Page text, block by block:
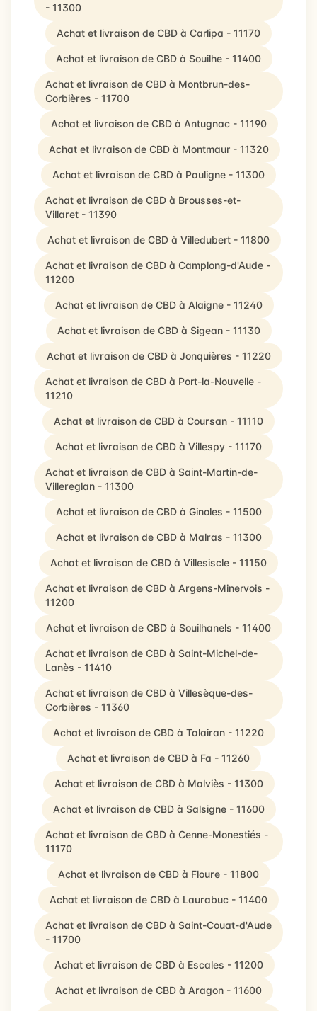
- 11300
Achat et livraison de CBD à Carlipa - 11170
Achat et livraison de CBD à Souilhe - 11400
Achat et livraison de CBD à Montbrun-des-
Corbières - 11700
Achat et livraison de CBD à Antugnac - 11190
Achat et livraison de CBD à Montmaur - 11320
Achat et livraison de CBD à Pauligne - 11300
Achat et livraison de CBD à Brousses-et-
Villaret - 11390
Achat et livraison de CBD à Villedubert - 11800
Achat et livraison de CBD à Camplong-d'Aude -
11200
Achat et livraison de CBD à Alaigne - 11240
Achat et livraison de CBD à Sigean - 11130
Achat et livraison de CBD à Jonquières - 11220
Achat et livraison de CBD à Port-la-Nouvelle -
11210
Achat et livraison de CBD à Coursan - 11110
Achat et livraison de CBD à Villespy - 11170
Achat et livraison de CBD à Saint-Martin-de-
Villereglan - 11300
Achat et livraison de CBD à Ginoles - 11500
Achat et livraison de CBD à Malras - 11300
Achat et livraison de CBD à Villesiscle - 11150
Achat et livraison de CBD à Argens-Minervois -
11200
Achat et livraison de CBD à Souilhanels - 11400
Achat et livraison de CBD à Saint-Michel-de-
Lanès - 11410
Achat et livraison de CBD à Villesèque-des-
Corbières - 11360
Achat et livraison de CBD à Talairan - 11220
Achat et livraison de CBD à Fa - 11260
Achat et livraison de CBD à Malviès - 11300
Achat et livraison de CBD à Salsigne - 11600
Achat et livraison de CBD à Cenne-Monestiés -
11170
Achat et livraison de CBD à Floure - 11800
Achat et livraison de CBD à Laurabuc - 11400
Achat et livraison de CBD à Saint-Couat-d'Aude
- 11700
Achat et livraison de CBD à Escales - 11200
Achat et livraison de CBD à Aragon - 11600